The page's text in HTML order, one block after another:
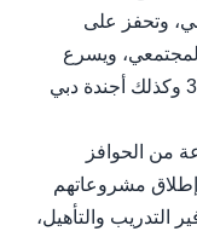
وتحفز على
المجتمعي، ويسرع
تحقيق مستهدفات أجندة دبي الاجتماعية 33 وكذلك أجندة دبي
من الحوافز
إطلاق مشروعاتهم
التدريب والتأهيل،